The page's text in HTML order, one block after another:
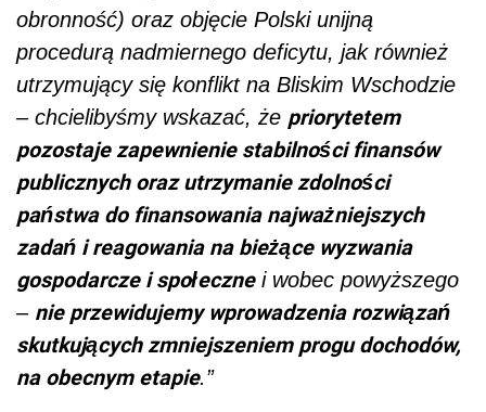
obronność) oraz objęcie Polski unijną
procedurą nadmiernego deficytu, jak również
utrzymujący się konflikt na Bliskim Wschodzie
– chcielibyśmy wskazać, że priorytetem
pozostaje zapewnienie stabilności finansów
publicznych oraz utrzymanie zdolności
państwa do finansowania najważniejszych
zadań i reagowania na bieżące wyzwania
gospodarcze i społecznei wobec powyższego
– nie przewidujemy wprowadzenia rozwiązań
skutkujących zmniejszeniem progu dochodów,
na obecnym etapie.”